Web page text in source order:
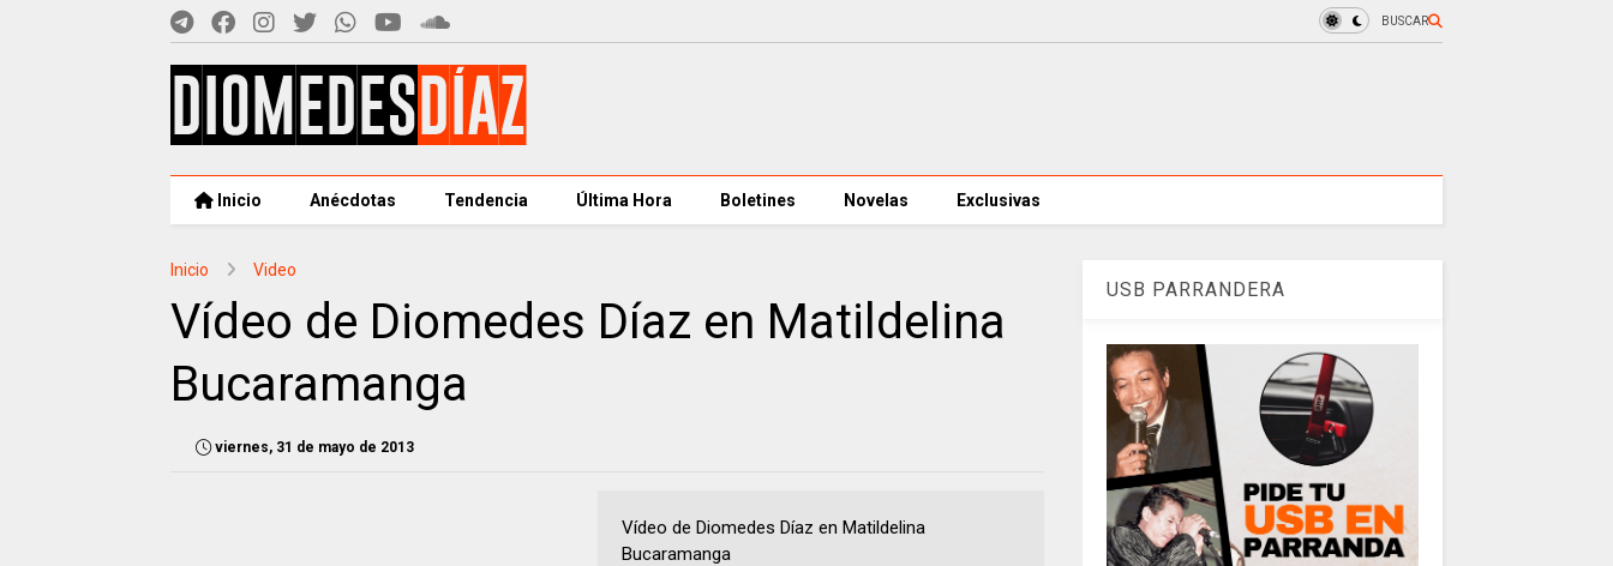
BUSCAR
Inicio Anécdotas Tendencia Última Hora Boletines Novelas Exclusivas
Inicio Video
Vídeo de Diomedes Díaz en Matildelina
Bucaramanga
viernes, 31 de mayo de 2013
Vídeo de Diomedes Díaz en Matildelina
Bucaramanga
USB PARRANDERA